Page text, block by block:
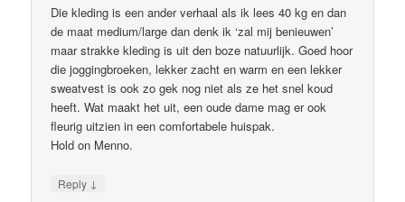
Die kleding is een ander verhaal als ik lees 40 kg en dan
de maat medium/large dan denk ik ‘zal mij benieuwen’
maar strakke kleding is uit den boze natuurlijk. Goed hoor
die joggingbroeken, lekker zacht en warm en een lekker
sweatvest is ook zo gek nog niet als ze het snel koud
heeft. Wat maakt het uit, een oude dame mag er ook
fleurig uitzien in een comfortabele huispak.
Hold on Menno.
Reply ↓